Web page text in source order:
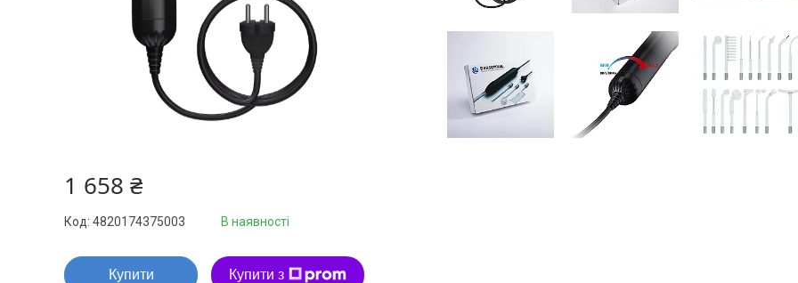
1 658 ₴
В наявності
Код: 4820174375003
Купити Купити з